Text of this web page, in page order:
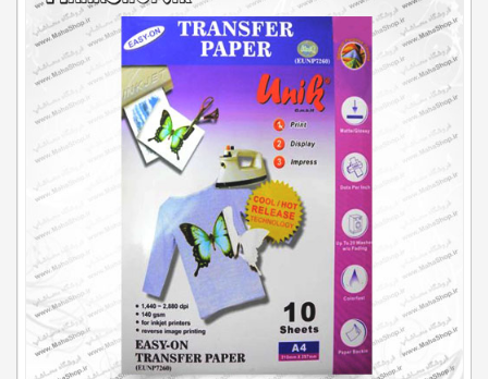
تخفیف‌ها
و
پیشنهادها
تماس
کلاب
محاشاپ